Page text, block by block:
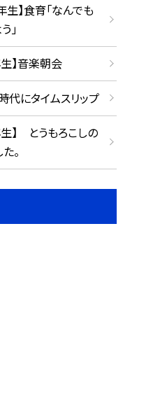
生】食育「なんでも
」
】音楽朝会
代にタイムスリップ
】 とうもろこしの
。